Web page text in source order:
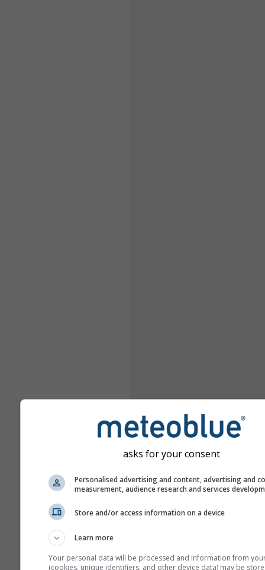
asks for your consent
Personalised advertising and content, advertising and
measurement, audience research and services
Store and/or access information on a device
Learn more
Your personal data will be processed and information from
(cookies, unique identifiers, and other device data) may be